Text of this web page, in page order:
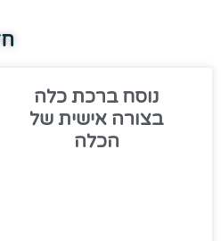
נוסח ברכת כלה
בצורה אישית של
הכלה